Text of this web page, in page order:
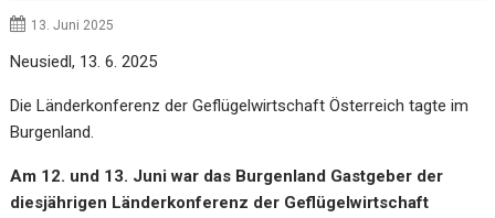
13. Juni 2025
Neusiedl, 13. 6. 2025
Die Länderkonferenz der Geflügelwirtschaft Österreich tagte im
Burgenland.
Am 12. und 13. Juni war das Burgenland Gastgeber der
diesjährigen Länderkonferenz der Geflügelwirtschaft